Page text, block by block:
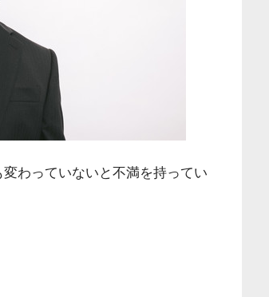
わっていないと不満を持ってい